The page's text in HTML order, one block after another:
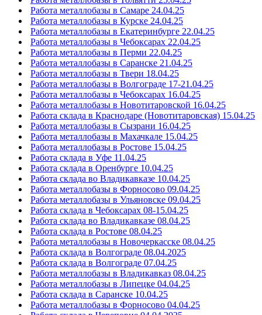
Работа металлобазы в Самаре 24.04.25
Работа металлобазы в Курске 24.04.25
Работа металлобазы в Екатеринбурге 22.04.25
Работа металлобазы в Чебоксарах 22.04.25
Работа металлобазы в Перми 22.04.25
Работа металлобазы в Саранске 21.04.25
Работа металлобазы в Твери 18.04.25
Работа металлобазы в Волгограде 17-21.04.25
Работа металлобазы в Чебоксарах 16.04.25
Работа металлобазы в Новотитаровской 16.04.25
Работа склада в Краснодаре (Новотитаровская) 15.04.25
Работа металлобазы в Сызрани 16.04.25
Работа металлобазы в Махачкале 15.04.25
Работа металлобазы в Ростове 15.04.25
Работа склада в Уфе 11.04.25
Работа склада в Оренбурге 10.04.25
Работа склада во Владикавказе 10.04.25
Работа металлобазы в Форносово 09.04.25
Работа металлобазы в Ульяновске 09.04.25
Работа склада в Чебоксарах 08-15.04.25
Работа склада во Владикавказе 08.04.25
Работа склада в Ростове 08.04.25
Работа металлобазы в Новочеркасске 08.04.25
Работа склада в Волгограде 08.04.2025
Работа склада в Волгограде 07.04.25
Работа металлобазы в Владикавказ 08.04.25
Работа металлобазы в Липецке 04.04.25
Работа склада в Саранске 10.04.25
Работа металлобазы в Форносово 04.04.25